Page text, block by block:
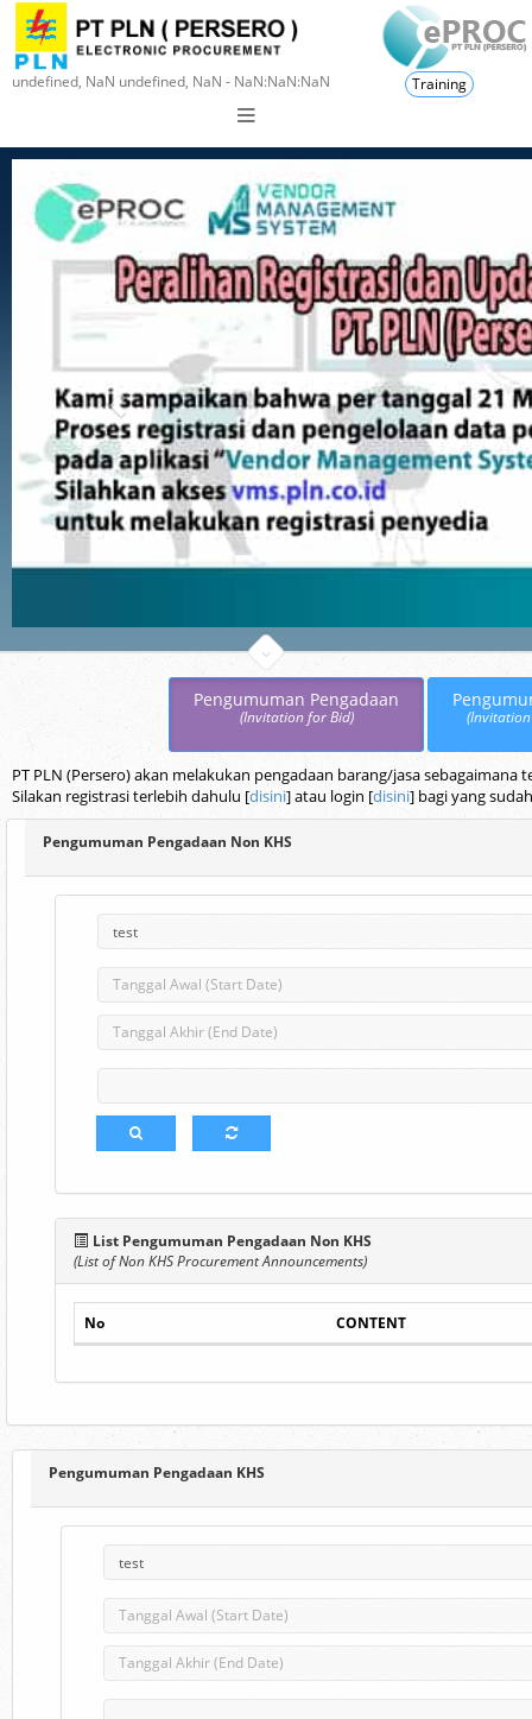
undefined, NaN undefined, NaN - NaN:NaN:NaN Training
Pengumuman Pengadaan
(Invitation for Bid)
PT PLN (Persero) akan melakukan pengadaan barang/jasa
Silakan registrasi terlebih dahulu [disini] atau login [disini] bagi yang
Pengumuman Pengadaan Non KHS
List Pengumuman Pengadaan Non KHS
(List of Non KHS Procurement Announcements)
No CONTENT
Pengumuman Pengadaan KHS